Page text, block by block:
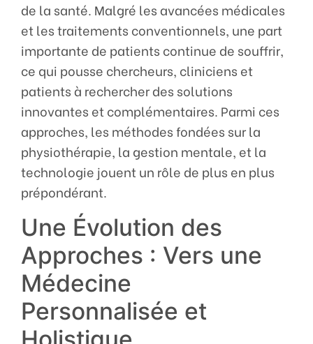
de la santé. Malgré les avancées médicales
et les traitements conventionnels, une part
importante de patients continue de souffrir,
ce qui pousse chercheurs, cliniciens et
patients à rechercher des solutions
innovantes et complémentaires. Parmi ces
approches, les méthodes fondées sur la
physiothérapie, la gestion mentale, et la
technologie jouent un rôle de plus en plus
prépondérant.
Une Évolution des
Approches : Vers une
Médecine
Personnalisée et